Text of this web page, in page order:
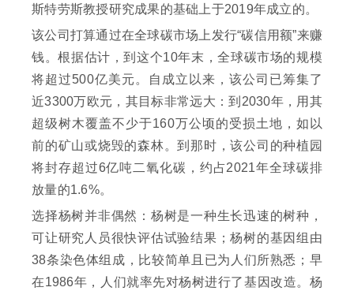
斯特劳斯教授研究成果的基础上于2019年成立的。
该公司打算通过在全球碳市场上发行“碳信用额”来赚
钱。根据估计，到这个10年末，全球碳市场的规模
将超过500亿美元。自成立以来，该公司已筹集了
近3300万欧元，其目标非常远大：到2030年，用其
超级树木覆盖不少于160万公顷的受损土地，如以
前的矿山或烧毁的森林。到那时，该公司的种植园
将封存超过6亿吨二氧化碳，约占2021年全球碳排
放量的1.6%。
选择杨树并非偶然：杨树是一种生长迅速的树种，
可让研究人员很快评估试验结果；杨树的基因组由
38条染色体组成，比较简单且已为人们所熟悉；早
在1986年，人们就率先对杨树进行了基因改造。杨